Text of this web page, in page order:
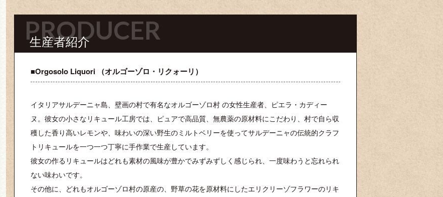
PRODUCER
生産者紹介
■Orgosolo Liquori （オルゴーゾロ・リクォーリ）
イタリアサルデーニャ島、壁画の村で有名なオルゴーゾロ村 の女性生産者、ピエラ・カディー
ヌ。彼女の小さなリキュール工房では、ピュアで高品質、無農薬の原材料にこだわり、村で自ら収
穫した香り高いレモンや、味わいの深い野生のミルトベリーを使ってサルデーニャの伝統的クラフ
トリキュールを一つ一つ丁寧に手作業で生産しています。
彼女の作るリキュールはどれも素材の風味が豊かでみずみずしく感じられ、一度味わうと忘れられ
ない味わいです。
その他に、どれもオルゴーゾロ村の原産の、野草の花を原材料にしたエリクリーゾフラワーのリキ